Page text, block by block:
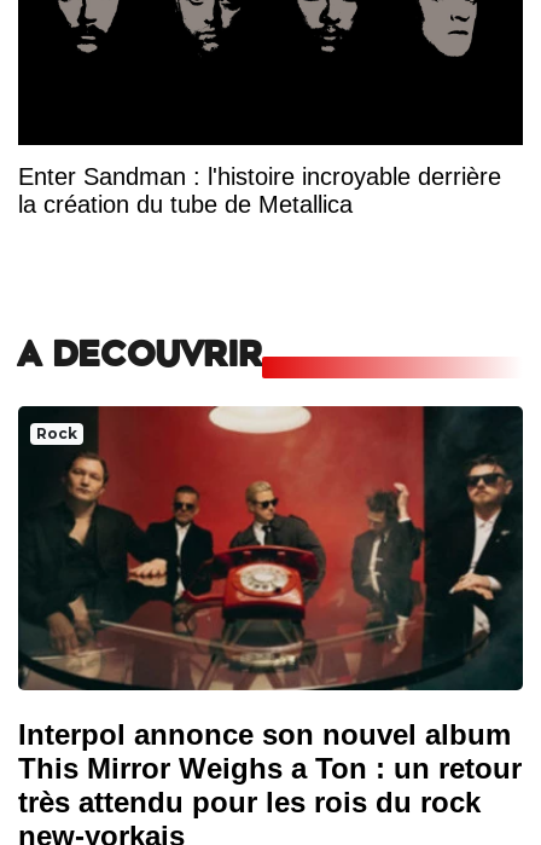
Enter Sandman : l'histoire incroyable derrière
la création du tube de Metallica
A DECOUVRIR
Rock
Interpol annonce son nouvel album
This Mirror Weighs a Ton : un retour
très attendu pour les rois du rock
new-yorkais